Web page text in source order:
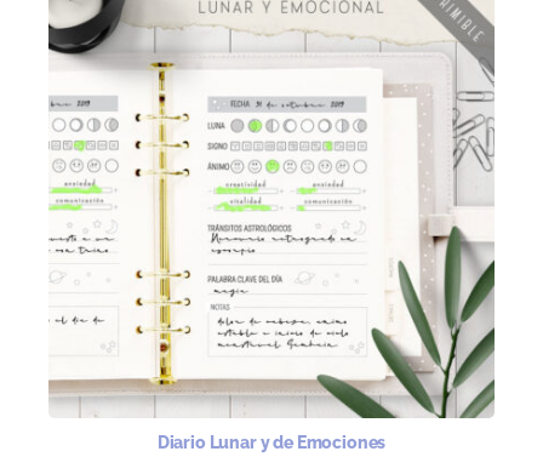
Diario Lunar y de Emociones